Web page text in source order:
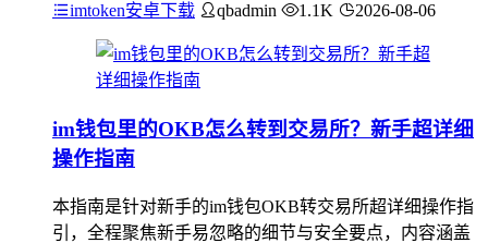
imtoken安卓下载 qbadmin 1.1K 2026-08-06
im钱包里的OKB怎么转到交易所？新手超详细
操作指南
本指南是针对新手的im钱包OKB转交易所超详细操作指
引，全程聚焦新手易忽略的细节与安全要点，内容涵盖